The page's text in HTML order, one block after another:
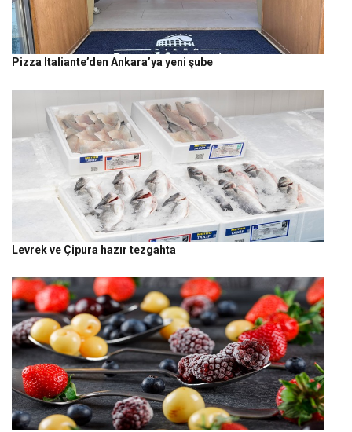
Pizza Italiante’den Ankara’ya yeni şube
Levrek ve Çipura hazır tezgahta